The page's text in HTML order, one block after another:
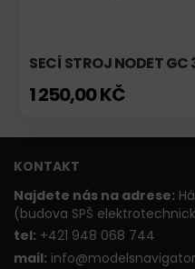
SECÍ STROJ NODET GC
1 250,00 KČ
KONTAKT
Najdete nás na adrese:
(budova SPŠ
tel: +421 948 068 744
mail: